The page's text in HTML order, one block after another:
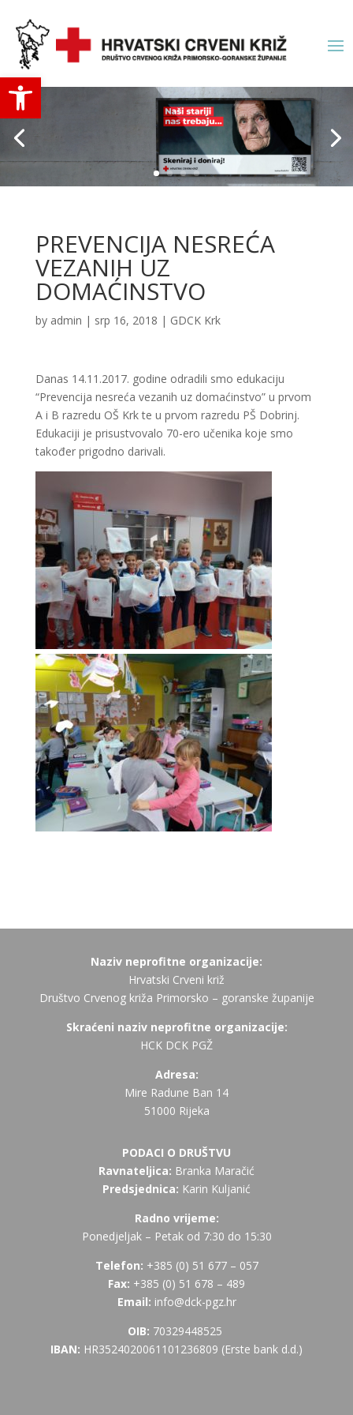
Open toolbar
PREVENCIJA NESREĆA
VEZANIH UZ
DOMAĆINSTVO
by admin | srp 16, 2018 | GDCK Krk
Danas 14.11.2017. godine odradili smo edukaciju
“Prevencija nesreća vezanih uz domaćinstvo” u prvom
A i B razredu OŠ Krk te u prvom razredu PŠ Dobrinj.
Edukaciji je prisustvovalo 70-ero učenika koje smo
također prigodno darivali.
Naziv neprofitne organizacije:
Hrvatski Crveni križ
Društvo Crvenog križa Primorsko – goranske županije
Skraćeni naziv neprofitne organizacije:
HCK DCK PGŽ
Adresa:
Mire Radune Ban 14
51000 Rijeka
PODACI O DRUŠTVU
Ravnateljica: Branka Maračić
Predsjednica: Karin Kuljanić
Radno vrijeme:
Ponedjeljak – Petak od 7:30 do 15:30
Telefon: +385 (0) 51 677 – 057
Fax: +385 (0) 51 678 – 489
Email: info@dck-pgz.hr
OIB: 70329448525
IBAN: HR3524020061101236809 (Erste bank d.d.)